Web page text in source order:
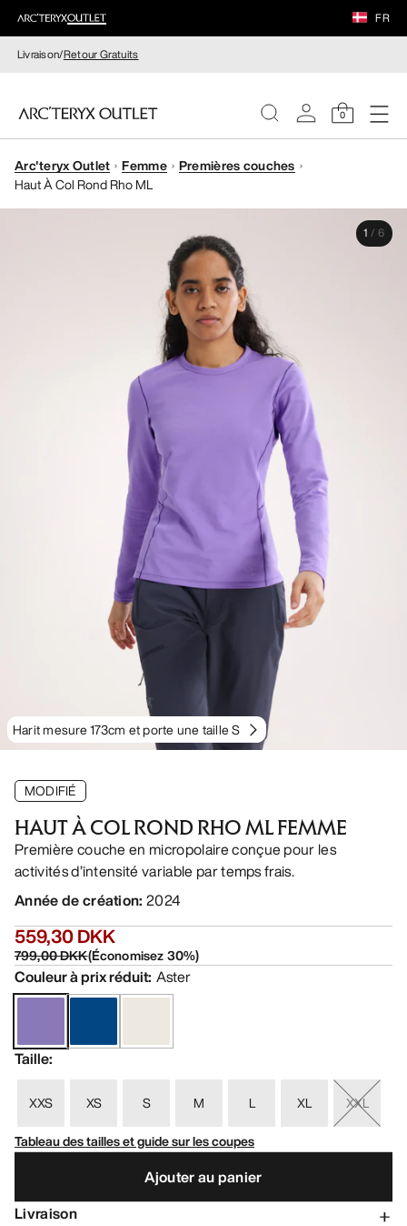
FR
Livraison/Retour Gratuits
0
FEMME
Arc'teryx Outlet Femme
Premières couches
Haut À Col Rond Rho ML
Harit mesure 173cm et porte une taille S
1 / 6
MODIFIÉ
HAUT À COL ROND RHO ML FEMME
Première couche en micropolaire conçue pour les
activités d’intensité variable par temps frais.
Année de création: 2024
559,30 DKK
799,00 DKK(Économisez30%)
Couleur à prix réduit: Aster
Taille:
XXS XS S M L XL
XXL
Tableau des tailles et guide sur les coupes
Ajouter au panier
Livraison